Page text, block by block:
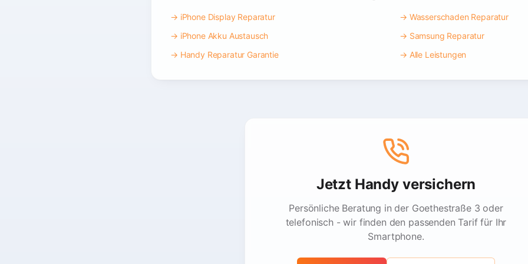
→ iPhone Display Reparatur
→ Wasserschaden Reparatur
→ iPhone Akku Austausch
→ Samsung Reparatur
→ Handy Reparatur Garantie
→ Alle Leistungen
Jetzt Handy versichern
Persönliche Beratung in der Goethestraße 3 oder
telefonisch - wir finden den passenden Tarif für Ihr
Smartphone.